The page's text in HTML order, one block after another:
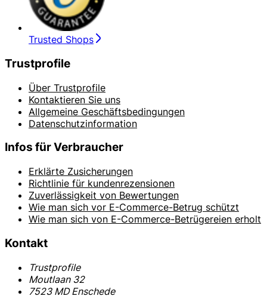
Trusted Shops
Trustprofile
Über Trustprofile
Kontaktieren Sie uns
Allgemeine Geschäftsbedingungen
Datenschutzinformation
Infos für Verbraucher
Erklärte Zusicherungen
Richtlinie für kundenrezensionen
Zuverlässigkeit von Bewertungen
Wie man sich vor E-Commerce-Betrug schützt
Wie man sich von E-Commerce-Betrügereien erholt
Kontakt
Trustprofile
Moutlaan 32
7523 MD Enschede